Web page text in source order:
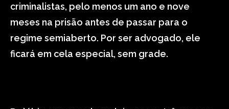
criminalistas, pelo menos um ano e nove
meses na prisão antes de passar para o
regime semiaberto. Por ser advogado, ele
ficará em cela especial, sem grade.